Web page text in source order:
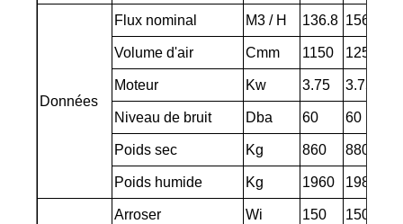
Données
Flux nominal M3 / H 136.8 156.24
Volume d'air Cmm 1150 1250
Moteur Kw 3.75 3.75
Niveau de bruit Dba 60 60
Poids sec Kg 860 880
Poids humide Kg 1960 1980
Arroser Wi 150 150